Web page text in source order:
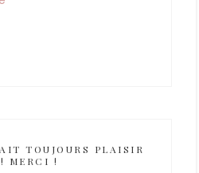
TOUJOURS PLAISIR
MERCI !